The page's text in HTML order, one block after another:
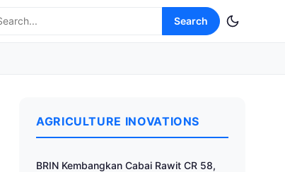
Search
AGRICULTURE INOVATIONS
BRIN Kembangkan Cabai Rawit CR 58,